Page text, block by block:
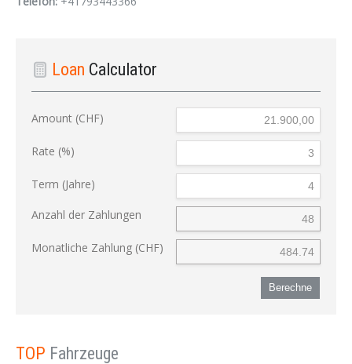
Loan Calculator
Amount (CHF)
Rate (%)
Term (Jahre)
Anzahl der Zahlungen
Monatliche Zahlung (CHF)
Berechne
TOP Fahrzeuge